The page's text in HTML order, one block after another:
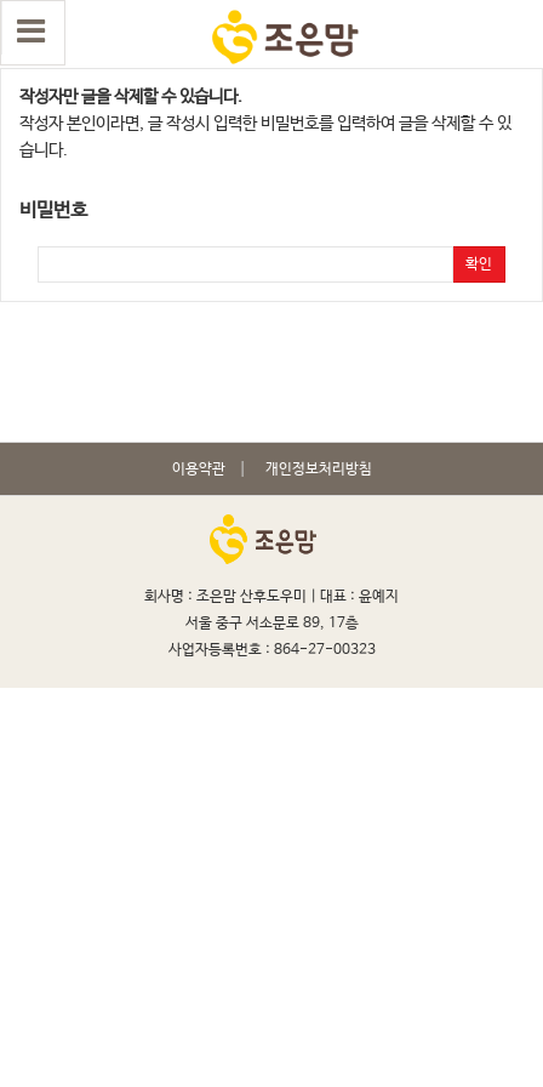
댓글 삭제
작성자만 글을 삭제할 수 있습니다.
작성자 본인이라면, 글 작성시 입력한 비밀번호를 입력하여 글을 삭제할 수 있
습니다.
비밀번호
확인
이용약관 개인정보처리방침
회사명 : 조은맘 산후도우미 | 대표 : 윤예지
서울 중구 서소문로 89, 17층
사업자등록번호 : 864-27-00323